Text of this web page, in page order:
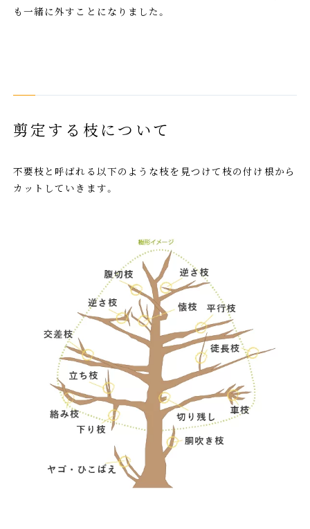
も一緒に外すことになりました。
剪定する枝について
不要枝と呼ばれる以下のような枝を見つけて枝の付け根から
カットしていきます。